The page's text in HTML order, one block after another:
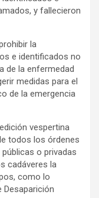
y fallecieron
la
e identificados no
de la enfermedad
medidas para el
de la emergencia
vespertina
todos los órdenes
o privadas
cadáveres la
como lo
Desaparición